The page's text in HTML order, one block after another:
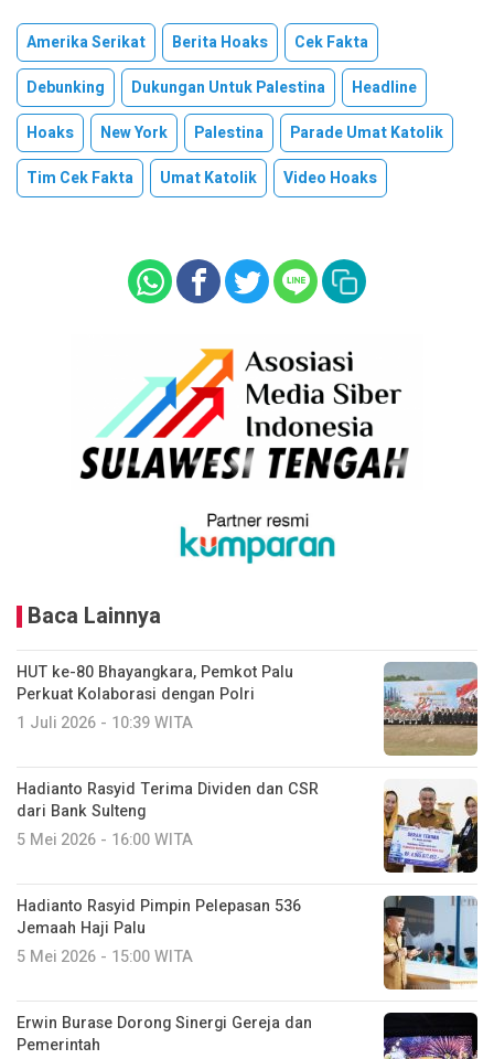
Amerika Serikat Berita Hoaks
Cek Fakta
Debunking
Dukungan Untuk Palestina
Headline
Hoaks
New York Palestina
Parade Umat Katolik
Tim Cek Fakta
Umat Katolik Video Hoaks
Baca Lainnya
HUT ke-80 Bhayangkara, Pemkot Palu
Perkuat Kolaborasi dengan Polri
1 Juli 2026 - 10:39 WITA
Hadianto Rasyid Terima Dividen dan CSR
dari Bank Sulteng
5 Mei 2026 - 16:00 WITA
Hadianto Rasyid Pimpin Pelepasan 536
Jemaah Haji Palu
5 Mei 2026 - 15:00 WITA
Erwin Burase Dorong Sinergi Gereja dan
Pemerintah